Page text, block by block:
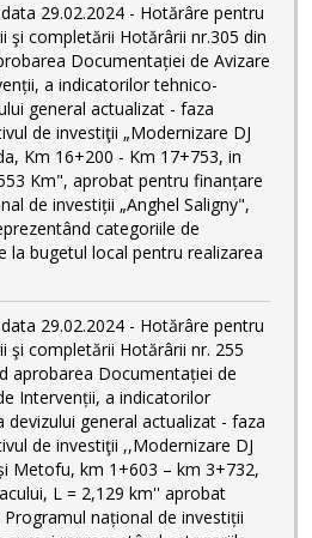
29.02.2024 - Hotărâre pentru
şi completării Hotărârii nr.305 din
Documentației de Avizare
a indicatorilor tehnico-
general actualizat - faza
de investiţii „Modernizare DJ
Km 16+200 - Km 17+753, in
Km", aprobat pentru finanțare
de investiții „Anghel Saligny",
categoriile de
la bugetul local pentru realizarea
29.02.2024 - Hotărâre pentru
şi completării Hotărârii nr. 255
aprobarea Documentației de
Intervenții, a indicatorilor
general actualizat - faza
de investiţii ,,Modernizare DJ
Metofu, km 1+603 – km 3+732,
L = 2,129 km'' aprobat
național de investiții